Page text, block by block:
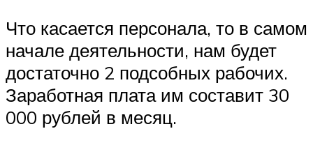
Что касается персонала, то в самом
начале деятельности, нам будет
достаточно 2 подсобных рабочих.
Заработная плата им составит 30
000 рублей в месяц.